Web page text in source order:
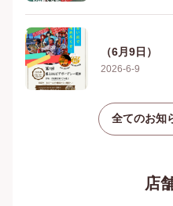
（6月9日）
2026-6-9
全てのお知
店